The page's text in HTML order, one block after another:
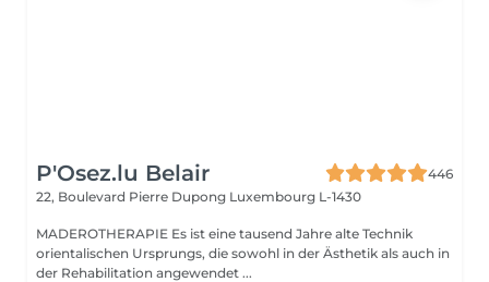
P'Osez.lu Belair
446
22, Boulevard Pierre Dupong Luxembourg L-1430
MADEROTHERAPIE Es ist eine tausend Jahre alte Technik
orientalischen Ursprungs, die sowohl in der Ästhetik als auch in
der Rehabilitation angewendet ...